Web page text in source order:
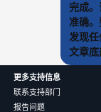
完成
准确
发现
文章底
更多支持信息
联系支持部门
报告问题